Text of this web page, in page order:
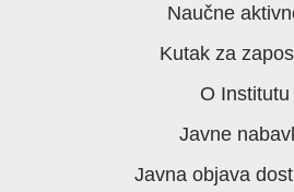
Naučne
Kutak za
O Institutu
Javne
Javna objava